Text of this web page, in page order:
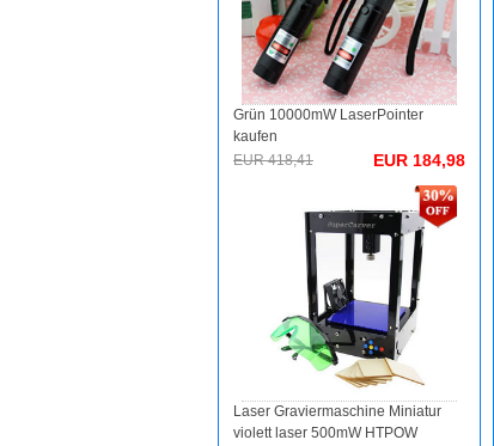
Grün 10000mW LaserPointer
kaufen
EUR 418,41
EUR 184,98
Laser Graviermaschine Miniatur
violett laser 500mW HTPOW